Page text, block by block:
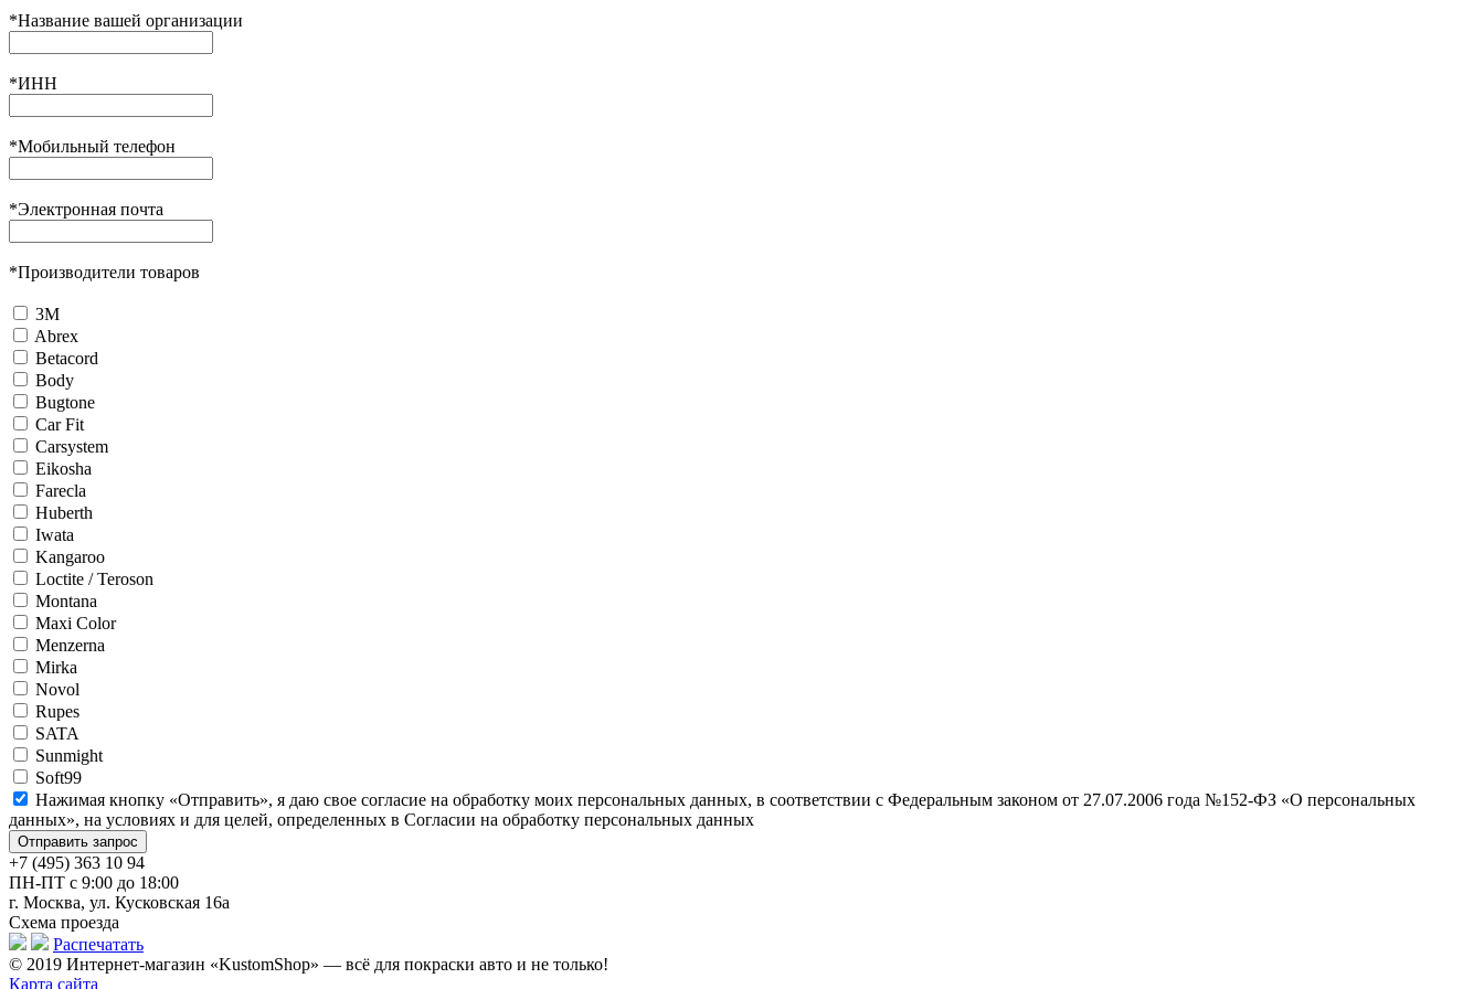
*Название вашей организации
*ИНН
*Мобильный телефон
*Электронная почта
*Производители товаров
3М
Abrex
Betacord
Body
Bugtone
Car Fit
Carsystem
Eikosha
Farecla
Huberth
Iwata
Kangaroo
Loctite / Teroson
Montana
Maxi Color
Menzerna
Mirka
Novol
Rupes
SATA
Sunmight
Soft99
Нажимая кнопку «Отправить», я даю свое согласие на обработку моих персональных данных, в соответствии с Федеральным законом от 27.07.2006 года №152-ФЗ «О персональных
данных», на условиях и для целей, определенных в Согласии на обработку персональных данных
+7 (495) 363 10 94
ПН-ПТ с 9:00 до 18:00
г. Москва, ул. Кусковская 16а
Схема проезда
Распечатать
© 2019 Интернет-магазин «KustomShop» — всё для покраски авто и не только!
Карта сайта